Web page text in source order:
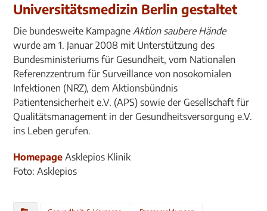
Universitätsmedizin Berlin gestaltet
Die bundesweite KampagneAktion saubere Hände
wurde am 1. Januar 2008 mit Unterstützung des
Bundesministeriums für Gesundheit, vom Nationalen
Referenzzentrum für Surveillance von nosokomialen
Infektionen (NRZ), dem Aktionsbündnis
Patientensicherheit e.V. (APS) sowie der Gesellschaft für
Qualitätsmanagement in der Gesundheitsversorgung e.V.
ins Leben gerufen.
Homepage Asklepios Klinik
Foto: Asklepios